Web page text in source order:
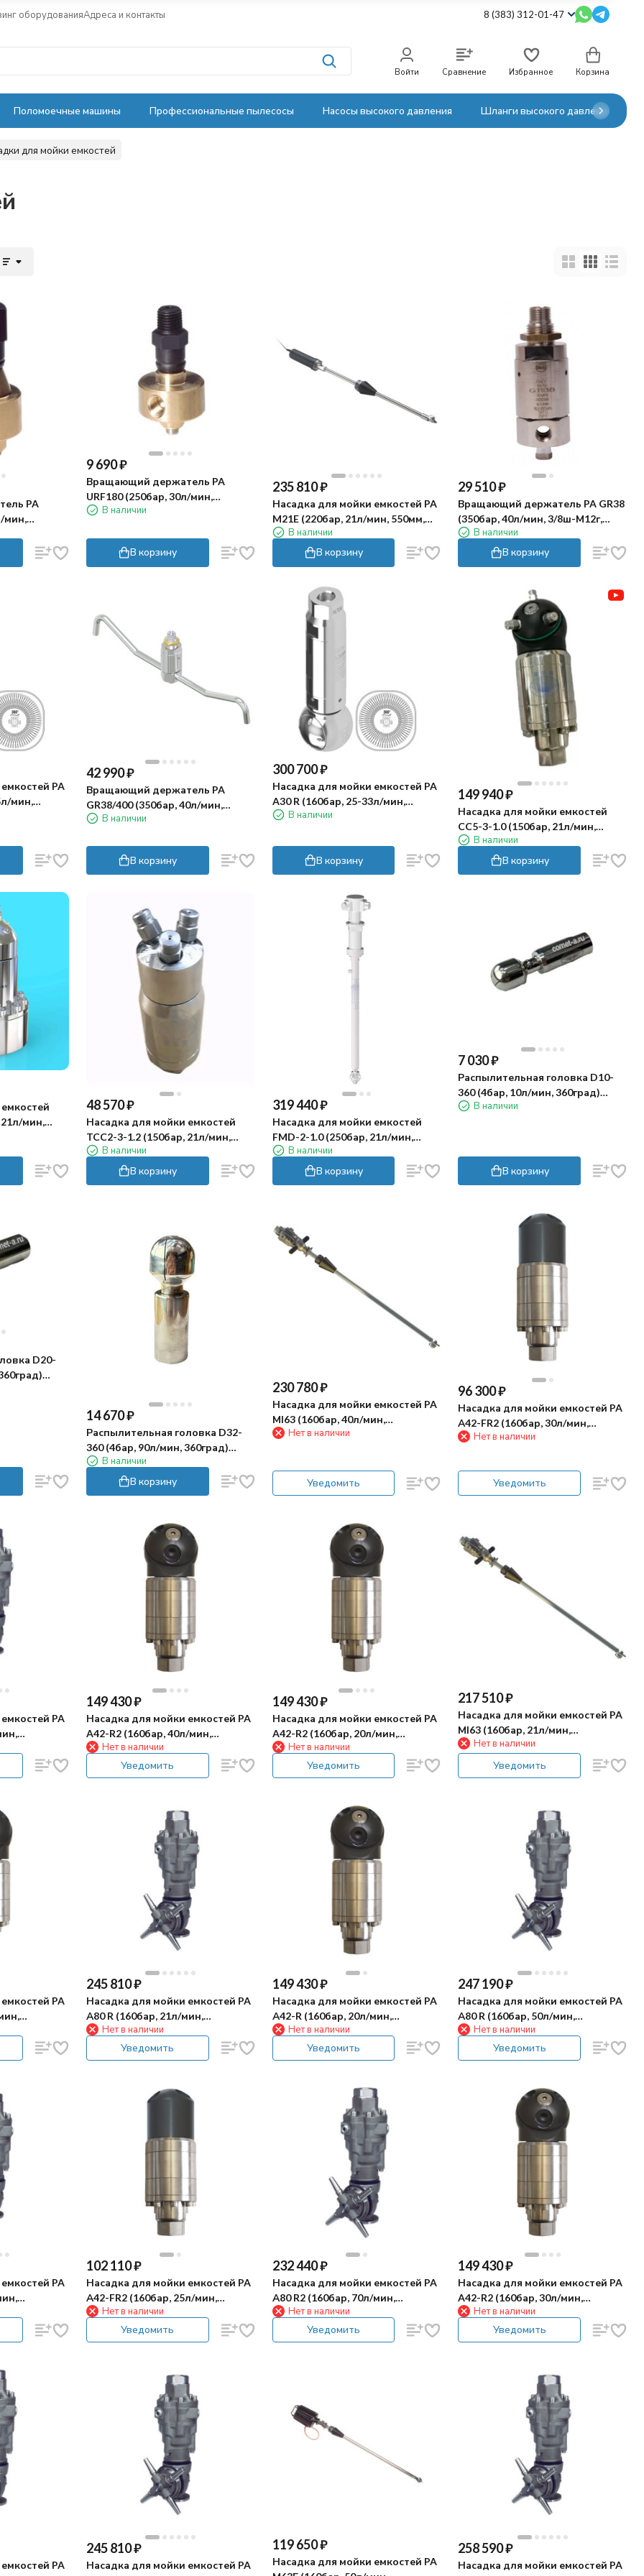
оборудованияАдреса и контакты 8 (383) 312-01-47
Войти Сравнение Избранное Корзина
Поломоечные машины Профессиональные пылесосы Насосы высокого давления Шланги высокого давления
для мойки емкостей
PA
мин,
9 690₽
Вращающий держатель PA
URF180 (250бар, 30л/мин,
1/4ш-1/8г, 700об/мин)
В наличии
В корзину
235 810₽
Насадка для мойки емкостей PA
M21E (220бар, 21л/мин, 550мм,
220В)В наличии
В корзину
29 510₽
Вращающий держатель PA GR38
(350бар, 40л/мин, 3/8ш-М12г,
1500об/мин)
В наличии
В корзину
PA
мин,
42 990₽
Вращающий держатель PA
GR38/400 (350бар, 40л/мин,
3/8"ш-1/8"ш, 400мм)
В наличии
В корзину
300 700₽
Насадка для мойки емкостей PA
A30 R (160бар, 25-33л/мин,
гидропривод)
В наличии
В корзину
149 940₽
Насадка для мойки емкостей
CC5-3-1.0 (150бар, 21л/мин,
270град, гидропривод) Keliying
В наличии
В корзину
21л/мин,
Keliying
48 570₽
Насадка для мойки емкостей
TCC2-3-1.2 (150бар, 21л/мин,
60град, гидропривод) Keliying
В наличии
В корзину
319 440₽
Насадка для мойки емкостей
FMD-2-1.0 (250бар, 21л/мин,
360град, гидропривод) Keliying
В наличии
В корзину
7 030₽
Распылительная головка D10-
360 (4бар, 10л/мин, 360град)
Keliying
В наличии
В корзину
D20-
14 670₽
Распылительная головка D32-
360 (4бар, 90л/мин, 360град)
Keliying
В наличии
В корзину
230 780₽
Насадка для мойки емкостей PA
МI63 (160бар, 40л/мин,
гидропривод, штанга 915мм)
Нет в наличии
Уведомить
96 300₽
Насадка для мойки емкостей PA
А42-FR2 (160бар, 30л/мин,
гидропривод)
Нет в наличии
Уведомить
PA
149 430₽
Насадка для мойки емкостей PA
A42-R2 (160бар, 40л/мин,
гидропривод)
Нет в наличии
Уведомить
149 430₽
Насадка для мойки емкостей PA
A42-R2 (160бар, 20л/мин,
гидропривод)
Нет в наличии
Уведомить
217 510₽
Насадка для мойки емкостей PA
МI63 (160бар, 21л/мин,
гидропривод, штанга 915мм)
Нет в наличии
Уведомить
PA
245 810₽
Насадка для мойки емкостей PA
А80 R (160бар, 21л/мин,
гидропривод)
Нет в наличии
Уведомить
149 430₽
Насадка для мойки емкостей PA
А42-R (160бар, 20л/мин,
гидропривод)
Нет в наличии
Уведомить
247 190₽
Насадка для мойки емкостей PA
А80 R (160бар, 50л/мин,
гидропривод)
Нет в наличии
Уведомить
PA
102 110₽
Насадка для мойки емкостей PA
А42-FR2 (160бар, 25л/мин,
гидропривод)
Нет в наличии
Уведомить
232 440₽
Насадка для мойки емкостей PA
А80 R2 (160бар, 70л/мин,
гидропривод)
Нет в наличии
Уведомить
149 430₽
Насадка для мойки емкостей PA
A42-R2 (160бар, 30л/мин,
гидропривод)
Нет в наличии
Уведомить
PA
245 810₽
Насадка для мойки емкостей PA
119 650₽
Насадка для мойки емкостей PA
258 590₽
Насадка для мойки емкостей PA